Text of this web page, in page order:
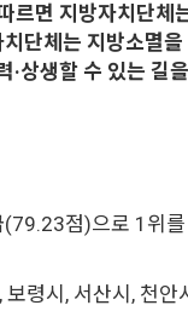
르면 지방자치단체
단체는 지방소멸
상생할 수 있는 길
점)으로 1위
령시, 서산시, 천안